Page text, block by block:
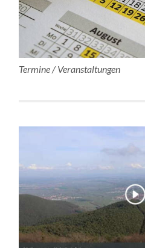
Termine / Veranstaltungen